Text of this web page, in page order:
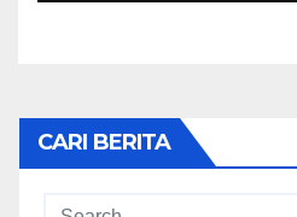
CARI BERITA